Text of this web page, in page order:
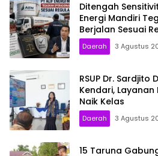
Ditengah
Energi Mandiri
Berjalan Sesuai
Daerah 3 Agustus
RSUP Dr. Sardjito
Kendari,
Naik Kelas
Daerah 3 Agustus
15 Taruna